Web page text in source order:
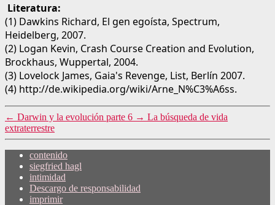
Literatura:
(1) Dawkins Richard, El gen egoísta, Spectrum,
Heidelberg, 2007.
(2) Logan Kevin, Crash Course Creation and Evolution,
Brockhaus, Wuppertal, 2004.
(3) Lovelock James, Gaia's Revenge, List, Berlín 2007.
(4) http://de.wikipedia.org/wiki/Arne_N%C3%A6ss.
← Darwin y la evolución parte 6 → La búsqueda de vida
extraterrestre
contenido
siegfried hagl
intimidad
Descargo de responsabilidad
imprimir